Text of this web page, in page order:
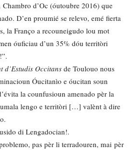
d’Oc (óutoubre 2016) que
D’en proumié se relevo, emé fierta
la Franço a recouneigudo lou mot
óuficiau d’un 35% dóu territòri
d’Estudis Occitans de Toulouo nous
Óucitanìo e óucitan soun
la counfusioun amenado pèr la
lengo e territòri […] valènt à dire
di Lengadocian!.
pas pèr li terradouren, mai pèr